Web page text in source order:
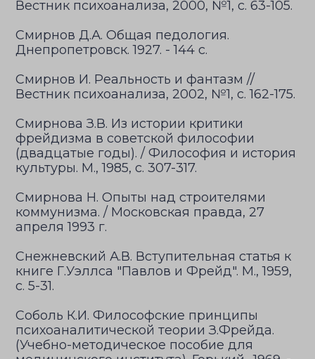
Вестник психоанализа, 2000, №1, с. 63-105.
Смирнов Д.А. Общая педология.
Днепропетровск. 1927. - 144 с.
Смирнов И. Реальность и фантазм //
Вестник психоанализа, 2002, №1, с. 162-175.
Смирнова З.В. Из истории критики
фрейдизма в советской философии
(двадцатые годы). / Философия и история
культуры. М., 1985, с. 307-317.
Смирнова Н. Опыты над строителями
коммунизма. / Московская правда, 27
апреля 1993 г.
Снежневский А.В. Вступительная статья к
книге Г.Уэллса "Павлов и Фрейд". М., 1959,
с. 5-31.
Соболь К.И. Философские принципы
психоаналитической теории З.Фрейда.
(Учебно-методическое пособие для